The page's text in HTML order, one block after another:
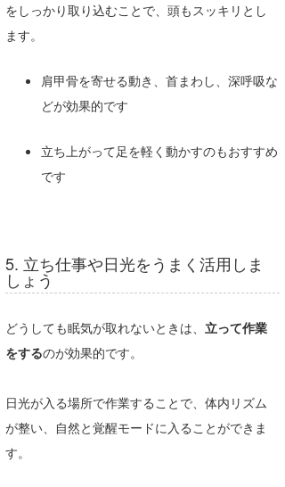
をしっかり取り込むことで、頭もスッキリとし
ます。
肩甲骨を寄せる動き、首まわし、深呼吸な
どが効果的です
立ち上がって足を軽く動かすのもおすすめ
です
5. 立ち仕事や日光をうまく活用しま
しょう
どうしても眠気が取れないときは、立って作業
をするのが効果的です。
日光が入る場所で作業することで、体内リズム
が整い、自然と覚醒モードに入ることができま
す。